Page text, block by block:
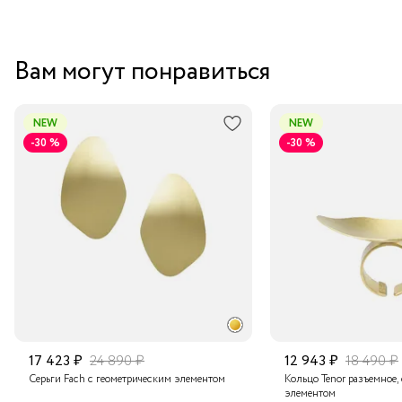
Вам могут понравиться
NEW
-30 %
17 423 ₽ 24 890 ₽
Серьги Fach с геометрическим элементом
NEW
-30 %
12 943 ₽ 18 490 ₽
Кольцо Tenor
элементом